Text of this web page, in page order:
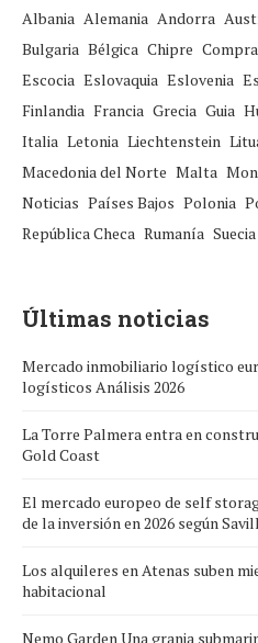
Albania Alemania Andorra
Bulgaria Bélgica Chipre Compra
Escocia Eslovaquia Eslovenia
Finlandia Francia Grecia Guia
Italia Letonia Liechtenstein
Macedonia del Norte Malta
Noticias Países Bajos Polonia
República Checa Rumanía Suecia
Últimas noticias
Mercado inmobiliario logístico
logísticos Análisis 2026
La Torre Palmera entra en
Gold Coast
El mercado europeo de self
de la inversión en 2026 según
Los alquileres en Atenas suben
habitacional
Nemo Garden Una granja